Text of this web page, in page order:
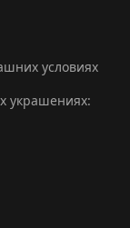
условиях
украшениях: